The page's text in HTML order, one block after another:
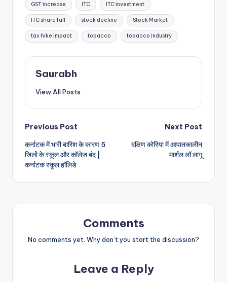
GST increase ITC ITC investment
ITC share fall stock decline Stock Market
tax hike impact tobacco tobacco industry
Saurabh
View All Posts
Post
navigation
Previous Post
कर्नाटक में भारी बारिश के कारण 5
जिलों के स्कूल और कॉलेज बंद |
कर्नाटक स्कूल हॉलिडे
Next Post
दक्षिण कोरिया में आपातकालीन
मार्शल लॉ लागू
Comments
No comments yet. Why don’t you start the discussion?
Leave a Reply